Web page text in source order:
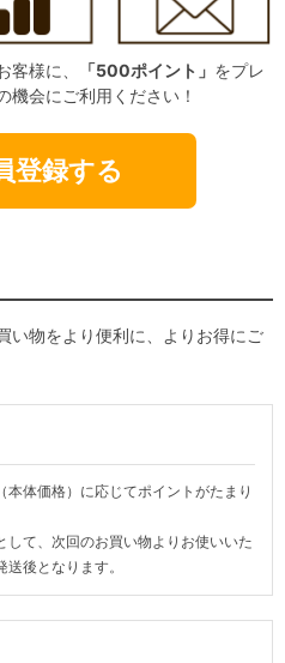
様に、 「500ポイント」 をプレ
機会にご利用ください！
登録する
い物をより便利に、よりお得にご
体価格）に応じてポイントがたまり
して、次回のお買い物よりお使いいた
後となります。